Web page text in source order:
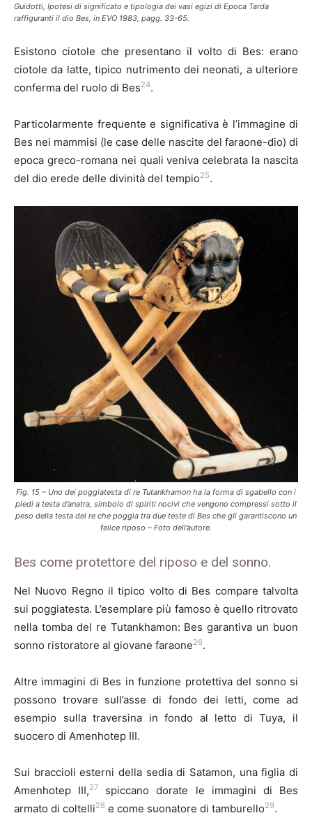
Guidotti, Ipotesi di significato e tipologia dei vasi egizi di Epoca Tarda
raffiguranti il dio Bes, in EVO 1983, pagg. 33-65.
Esistono ciotole che presentano il volto di Bes: erano
ciotole da latte, tipico nutrimento dei neonati, a ulteriore
conferma del ruolo di Bes24.
Particolarmente frequente e significativa è l’immagine di
Bes nei mammisi (le case delle nascite del faraone-dio) di
epoca greco-romana nei quali veniva celebrata la nascita
del dio erede delle divinità del tempio25.
Fig. 15 – Uno dei poggiatesta di re Tutankhamon ha la forma di sgabello con i
piedi a testa d’anatra, simbolo di spiriti nocivi che vengono compressi sotto il
peso della testa del re che poggia tra due teste di Bes che gli garantiscono un
felice riposo – Foto dell’autore.
Bes come protettore del riposo e del sonno.
Nel Nuovo Regno il tipico volto di Bes compare talvolta
sui poggiatesta. L’esemplare più famoso è quello ritrovato
nella tomba del re Tutankhamon: Bes garantiva un buon
sonno ristoratore al giovane faraone26.
Altre immagini di Bes in funzione protettiva del sonno si
possono trovare sull’asse di fondo dei letti, come ad
esempio sulla traversina in fondo al letto di Tuya, il
suocero di Amenhotep III.
Sui braccioli esterni della sedia di Satamon, una figlia di
Amenhotep III,27
spiccano dorate le immagini di Bes
armato di coltelli28 e come suonatore di tamburello29.